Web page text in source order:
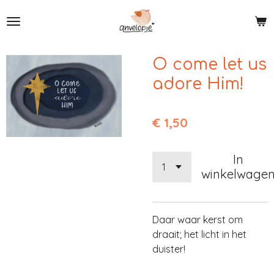
direct
de
hoofdinhoud
O come let us
adore Him!
€ 1,50
In
Daar waar kerst om
draait; het licht in het
duister!